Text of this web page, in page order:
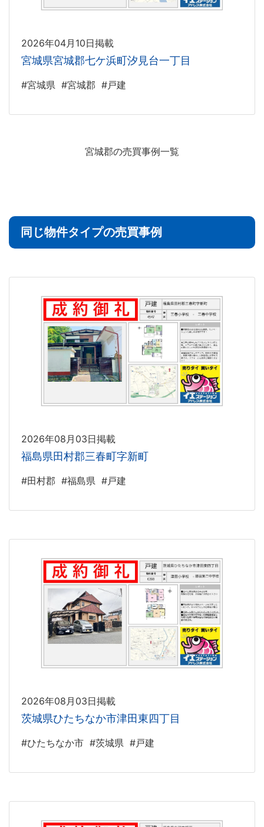
2026年04月10日掲載
宮城県宮城郡七ケ浜町汐見台一丁目
#宮城県 #宮城郡 #戸建
宮城郡の売買事例一覧
同じ物件タイプの売買事例
2026年08月03日掲載
福島県田村郡三春町字新町
#田村郡 #福島県 #戸建
2026年08月03日掲載
茨城県ひたちなか市津田東四丁目
#ひたちなか市 #茨城県 #戸建